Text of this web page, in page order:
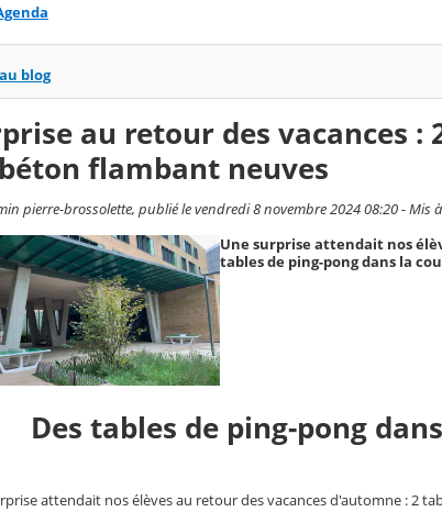
blog
au retour des vacances :
flambant neuves
pierre-brossolette, publié le vendredi 8 novembre 2024 08:20 - Mis
Une surprise attendait nos
tables de ping-pong dans la
Des tables de ping-pong
attendait nos élèves au retour des vacances d'automne : 2